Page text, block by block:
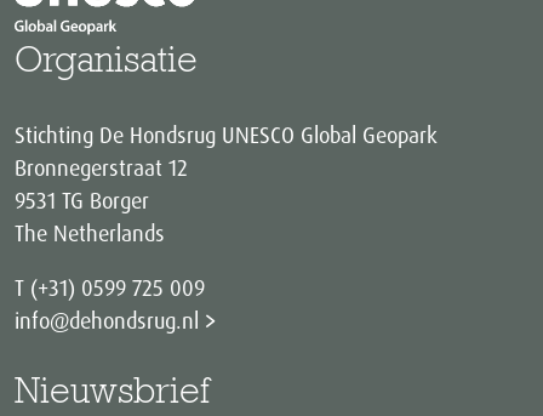
Organisatie
Stichting De Hondsrug UNESCO Global Geopark
Bronnegerstraat 12
9531 TG Borger
The Netherlands
T (+31) 0599 725 009
info@dehondsrug.nl
Nieuwsbrief